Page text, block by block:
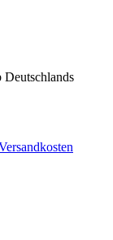
Deutschlands